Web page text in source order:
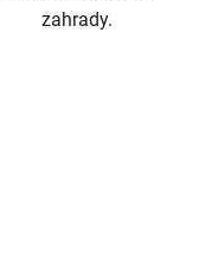
zahrady.